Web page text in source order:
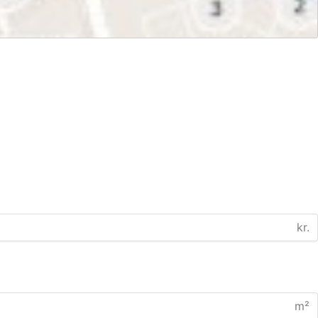
kr.
m²